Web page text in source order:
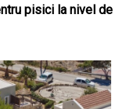
pisici la nivel de